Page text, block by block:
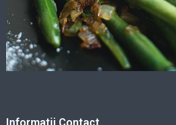
Informatii Contact